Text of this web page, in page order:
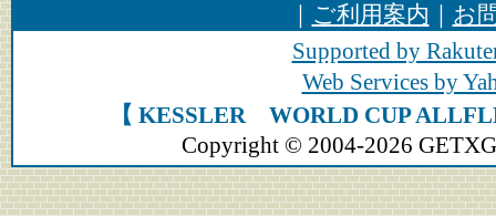
｜ ご利用案内 ｜ お
Supported by
Web Services by
【 KESSLER WORLD CUP
Copyright © 2004-2026